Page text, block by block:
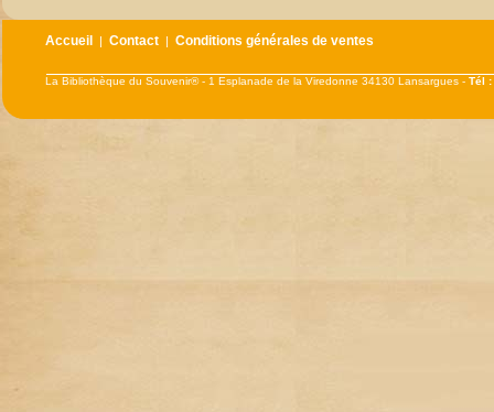
Accueil |Contact |Conditions générales de ventes
La Bibliothèque du Souvenir® - 1 Esplanade de la Viredonne 34130 Lansargues -Tél